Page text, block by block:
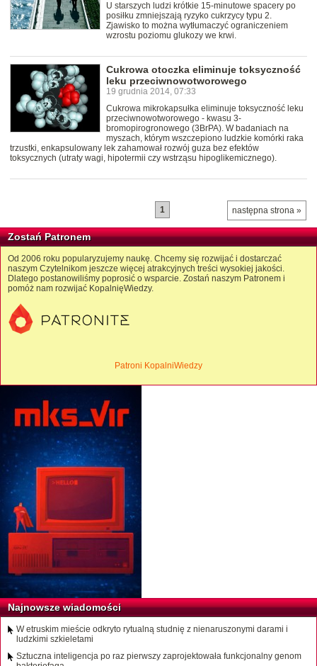
U starszych ludzi krótkie 15-minutowe spacery po
posiłku zmniejszają ryzyko cukrzycy typu 2.
Zjawisko to można wytłumaczyć ograniczeniem
wzrostu poziomu glukozy we krwi.
Cukrowa otoczka eliminuje toksyczność
leku przeciwnowotworowego
19 grudnia 2014, 07:33
Cukrowa mikrokapsułka eliminuje toksyczność leku
przeciwnowotworowego - kwasu 3-
bromopirogronowego (3BrPA). W badaniach na
myszach, którym wszczepiono ludzkie komórki raka
trzustki, enkapsulowany lek zahamował rozwój guza bez efektów
toksycznych (utraty wagi, hipotermii czy wstrząsu hipoglikemicznego).
następna strona »
1
Zostań Patronem
Od 2006 roku popularyzujemy naukę. Chcemy się rozwijać i dostarczać
naszym Czytelnikom jeszcze więcej atrakcyjnych treści wysokiej jakości.
Dlatego postanowiliśmy poprosić o wsparcie. Zostań naszym Patronem i
pomóż nam rozwijać KopalnięWiedzy.
Patroni KopalniWiedzy
Najnowsze wiadomości
W etruskim mieście odkryto rytualną studnię z nienaruszonymi darami i
ludzkimi szkieletami
Sztuczna inteligencja po raz pierwszy zaprojektowała funkcjonalny genom